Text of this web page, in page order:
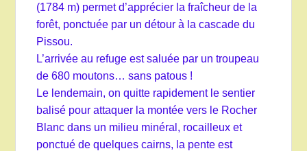
(1784 m) permet d’apprécier la fraîcheur de la
forêt, ponctuée par un détour à la cascade du
Pissou.
L’arrivée au refuge est saluée par un troupeau
de 680 moutons… sans patous !
Le lendemain, on quitte rapidement le sentier
balisé pour attaquer la montée vers le Rocher
Blanc dans un milieu minéral, rocailleux et
ponctué de quelques cairns, la pente est